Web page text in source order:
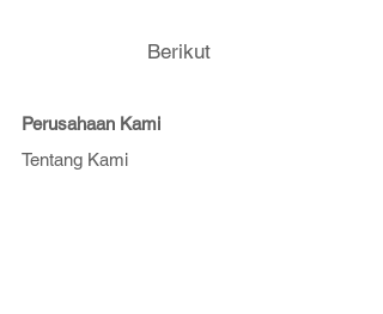
Berikut
Perusahaan Kami
Tentang Kami